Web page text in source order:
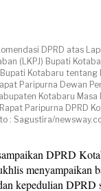
DPRD atas
(LKPJ) Bupati
Kotabaru tentang
Paripurna Dewan
Kotabaru Masa
Paripurna DPRD
: Sagustira/
DPRD
menyampaikan
kepedulian DPRD